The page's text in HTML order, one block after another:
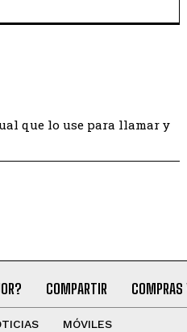
que lo use para llamar y
COMPARTIR COMPRAS
MÓVILES